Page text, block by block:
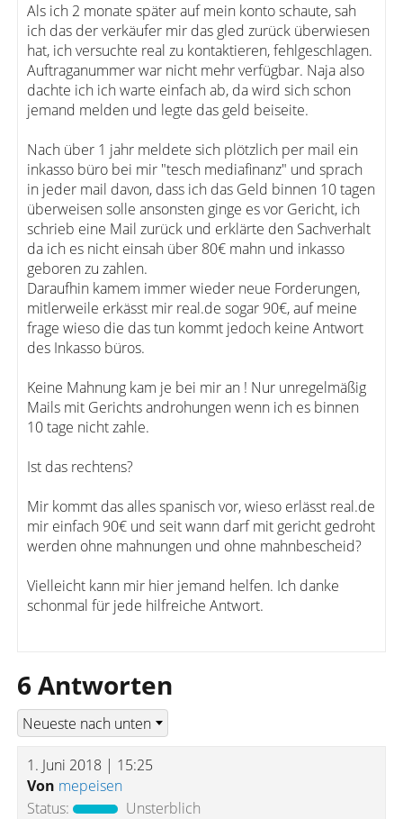
Als ich 2 monate später auf mein konto schaute, sah
ich das der verkäufer mir das gled zurück überwiesen
hat, ich versuchte real zu kontaktieren, fehlgeschlagen.
Auftraganummer war nicht mehr verfügbar. Naja also
dachte ich ich warte einfach ab, da wird sich schon
jemand melden und legte das geld beiseite.
Nach über 1 jahr meldete sich plötzlich per mail ein
inkasso büro bei mir "tesch mediafinanz" und sprach
in jeder mail davon, dass ich das Geld binnen 10 tagen
überweisen solle ansonsten ginge es vor Gericht, ich
schrieb eine Mail zurück und erklärte den Sachverhalt
da ich es nicht einsah über 80€ mahn und inkasso
geboren zu zahlen.
Daraufhin kamem immer wieder neue Forderungen,
mitlerweile erkässt mir real.de sogar 90€, auf meine
frage wieso die das tun kommt jedoch keine Antwort
des Inkasso büros.
Keine Mahnung kam je bei mir an ! Nur unregelmäßig
Mails mit Gerichts androhungen wenn ich es binnen
10 tage nicht zahle.
Ist das rechtens?
Mir kommt das alles spanisch vor, wieso erlässt real.de
mir einfach 90€ und seit wann darf mit gericht gedroht
werden ohne mahnungen und ohne mahnbescheid?
Vielleicht kann mir hier jemand helfen. Ich danke
schonmal für jede hilfreiche Antwort.
6 Antworten
1. Juni 2018 | 15:25
Von mepeisen
Status:
Unsterblich